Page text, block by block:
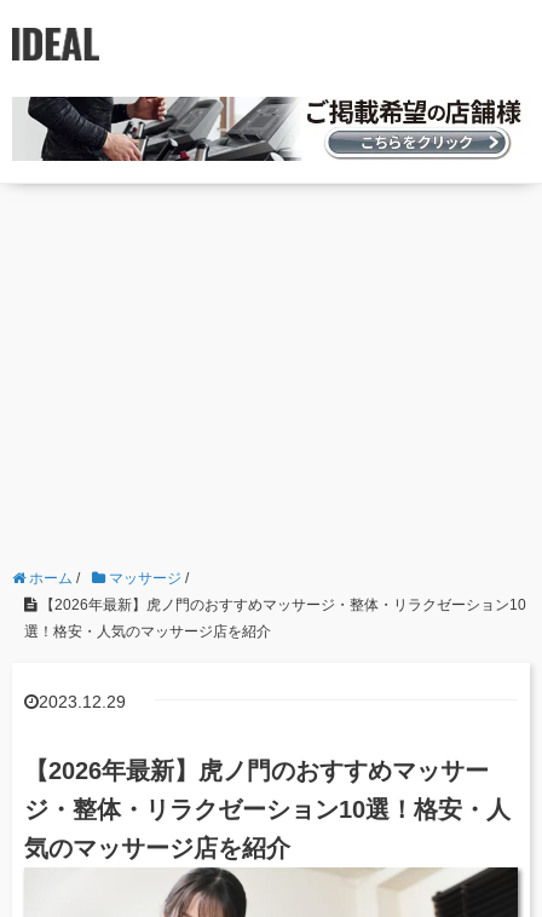
ホーム / マッサージ /
【2026年最新】虎ノ門のおすすめマッサージ・整体・リラクゼーション10
選！格安・人気のマッサージ店を紹介
2023.12.29
【2026年最新】虎ノ門のおすすめマッサー
ジ・整体・リラクゼーション10選！格安・人
気のマッサージ店を紹介